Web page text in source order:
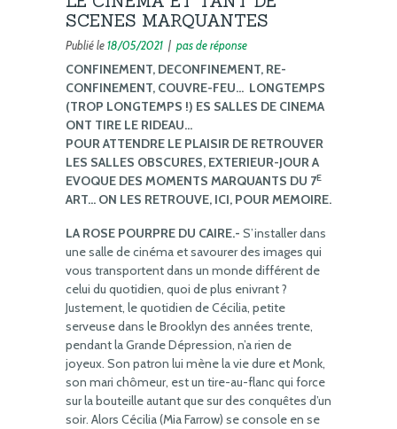
SCENES MARQUANTES
Publié le18/05/2021 | pas de réponse
CONFINEMENT, DECONFINEMENT, RE-
CONFINEMENT, COUVRE-FEU… LONGTEMPS
(TROP LONGTEMPS !) ES SALLES DE CINEMA
ONT TIRE LE RIDEAU…
POUR ATTENDRE LE PLAISIR DE RETROUVER
LES SALLES OBSCURES, EXTERIEUR-JOUR A
EVOQUE DES MOMENTS MARQUANTS DU 7E
ART… ON LES RETROUVE, ICI, POUR MEMOIRE.
LA ROSE POURPRE DU CAIRE.- S’installer dans
une salle de cinéma et savourer des images qui
vous transportent dans un monde différent de
celui du quotidien, quoi de plus enivrant ?
Justement, le quotidien de Cécilia, petite
serveuse dans le Brooklyn des années trente,
pendant la Grande Dépression, n’a rien de
joyeux. Son patron lui mène la vie dure et Monk,
son mari chômeur, est un tire-au-flanc qui force
sur la bouteille autant que sur des conquêtes d’un
soir. Alors Cécilia (Mia Farrow) se console en se